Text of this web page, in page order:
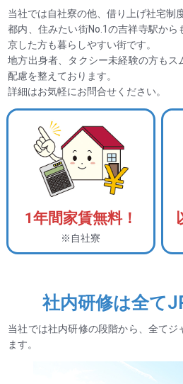
当社では自社寮の他、借り上げ社宅制
都内、住みたい街No.1の吉祥寺駅から
京した方も暮らしやすい街です。
地方出身者、タクシー未経験の方もス
配慮を整えております。
詳細はお気軽にお問合せください。
1年間家賃無料！
※自社寮
社内研修は全て
当社では社内研修の段階から、全てジ
ます。